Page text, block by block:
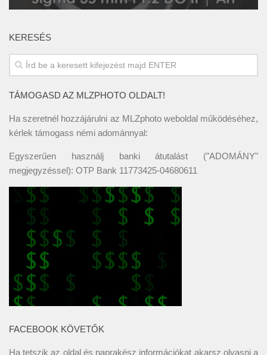
KERESÉS
TÁMOGASD AZ MLZPHOTO OLDALT!
Ha szeretnél hozzájárulni az MLZphoto weboldal működéséhez,
kérlek támogass némi adománnyal:
Egyszerűen használj banki átutalást ("ADOMÁNY"
megjegyzéssel): OTP Bank 11773425-04680611
FACEBOOK KÖVETŐK
Ha tetszik az oldal és naprakész információkat akarsz olvasni a